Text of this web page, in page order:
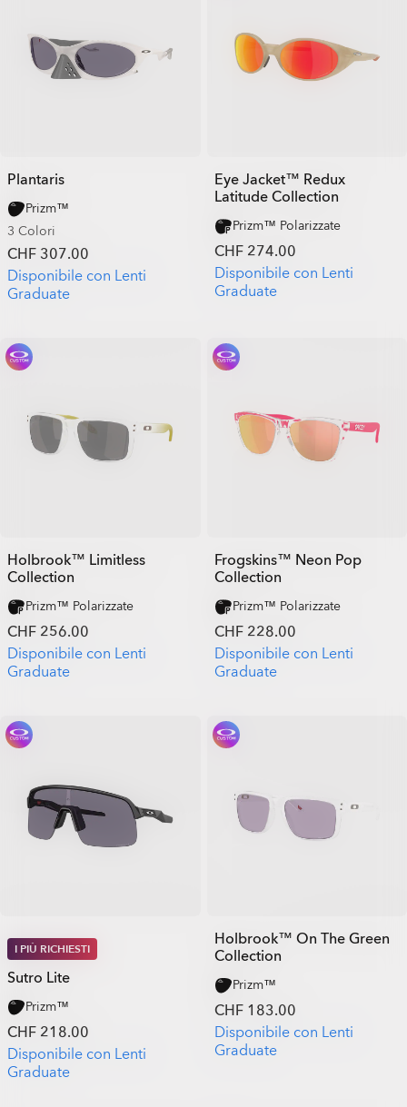
Plantaris
Prizm™
3 Colori
CHF 307.00
Disponibile con Lenti
Graduate
Eye Jacket™ Redux
Latitude Collection
Prizm™ Polarizzate
CHF 274.00
Disponibile con Lenti
Graduate
Holbrook™ Limitless
Collection
Prizm™ Polarizzate
CHF 256.00
Disponibile con Lenti
Graduate
Frogskins™ Neon Pop
Collection
Prizm™ Polarizzate
CHF 228.00
Disponibile con Lenti
Graduate
I PIÙ RICHIESTI
Sutro Lite
Prizm™
CHF 218.00
Disponibile con Lenti
Graduate
Holbrook™ On The Green
Collection
Prizm™
CHF 183.00
Disponibile con Lenti
Graduate